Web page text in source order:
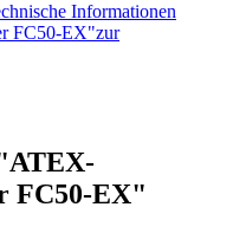
Informationen
FC50-EX"zur
FC50-EX"